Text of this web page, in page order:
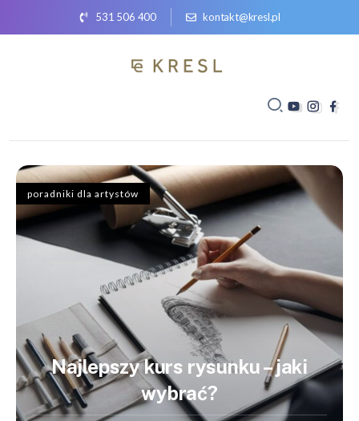
531 506 400 kontakt@kresl.pl
poradniki dla artystów
Najlepszy kurs rysunku – jaki
wybrać?